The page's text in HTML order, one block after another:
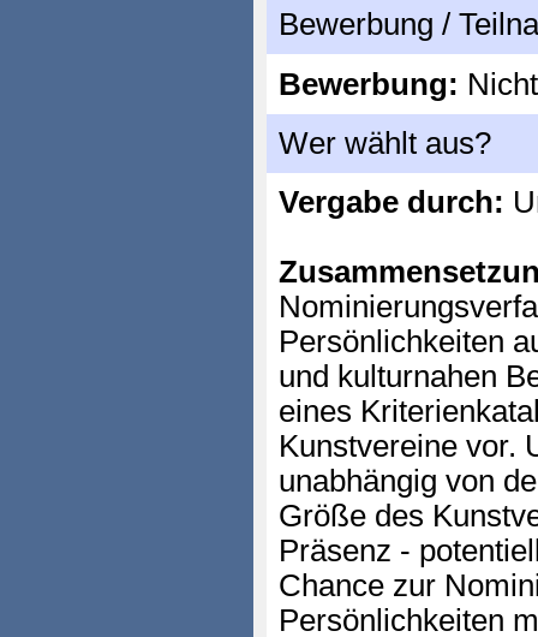
Bewerbung /
Bewerbung:
Wer wählt aus?
Vergabe durch:
Persönlichkeiten
und kulturnahen
eines
Kunstvereine vor.
unabhängig von
Größe des
Präsenz -
Chance zur
Persönlichkeiten